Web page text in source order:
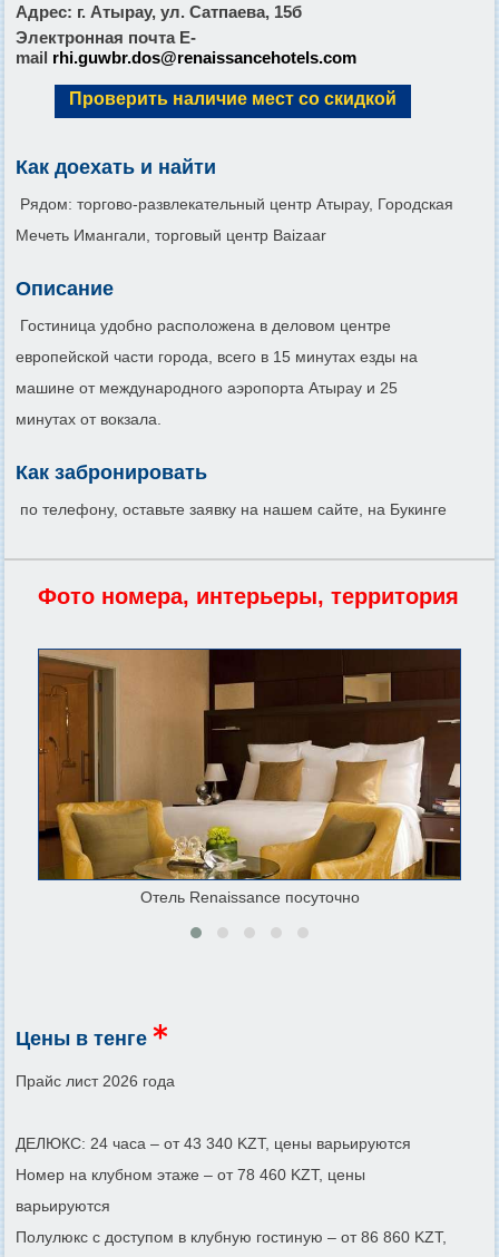
Адрес: г. Атырау, ул. Сатпаева, 15б
Электронная почта E-
mail rhi.guwbr.dos@renaissancehotels.com
Проверить наличие мест со скидкой
Как доехать и найти
Рядом: торгово-развлекательный центр Атырау, Городская
Мечеть Имангали, торговый центр Baizaar
Описание
Гостиница удобно расположена в деловом центре
европейской части города, всего в 15 минутах езды на
машине от международного аэропорта Атырау и 25
минутах от вокзала.
Как забронировать
по телефону, оставьте заявку на нашем сайте, на Букинге
Фото номера, интерьеры, территория
Отель Renaissance посуточно
Цены в тенге
Прайс лист 2026 года
ДЕЛЮКС: 24 часа – от 43 340 KZT, цены варьируются
Номер на клубном этаже – от 78 460 KZT, цены
варьируются
Полулюкс с доступом в клубную гостиную – от 86 860 KZT,